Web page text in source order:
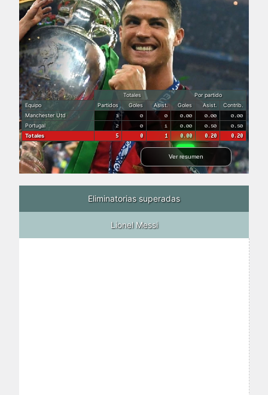
Totales
Por partido
Equipo
Partidos Goles Asist. Goles Asist.
Contrib.
Manchester Utd
3 0 0 0.00 0.00 0.00
Portugal 2 0 1 0.00 0.50 0.50
Totales 5 0 1 0.00 0.20 0.20
Ver resumen
Eliminatorias superadas
Lionel Messi